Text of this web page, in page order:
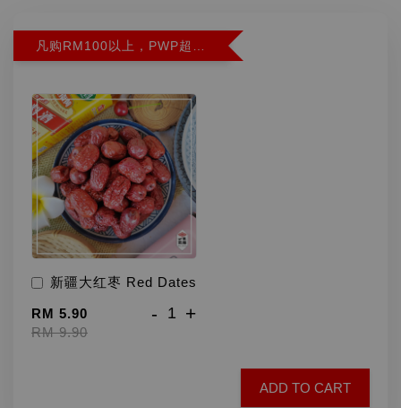
新疆大红枣 Red Dates
RM 5.90
RM 9.90
- +
ADD TO CART